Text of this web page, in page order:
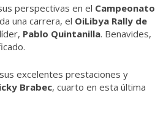
perspectivas en el Campeonato
una carrera, el OiLibya Rally de
Pablo Quintanilla. Benavides,
excelentes prestaciones y
Brabec, cuarto en esta última